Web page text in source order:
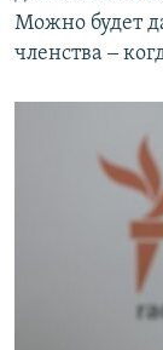
Можно будет
членства ‒